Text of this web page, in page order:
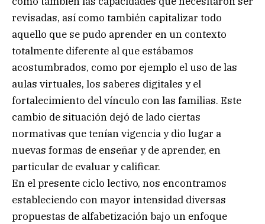
revisadas, así como también capitalizar todo
aquello que se pudo aprender en un contexto
totalmente diferente al que estábamos
acostumbrados, como por ejemplo el uso de las
aulas virtuales, los saberes digitales y el
fortalecimiento del vínculo con las familias. Este
cambio de situación dejó de lado ciertas
normativas que tenían vigencia y dio lugar a
nuevas formas de enseñar y de aprender, en
particular de evaluar y calificar.
En el presente ciclo lectivo, nos encontramos
estableciendo con mayor intensidad diversas
propuestas de alfabetización bajo un enfoque